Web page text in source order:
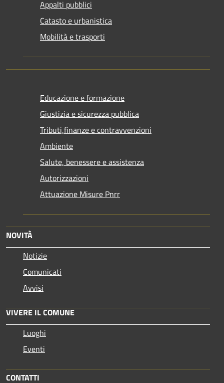
Appalti pubblici
Catasto e urbanistica
Mobilità e trasporti
Educazione e formazione
Giustizia e sicurezza pubblica
Tributi,finanze e contravvenzioni
Ambiente
Salute, benessere e assistenza
Autorizzazioni
Attuazione Misure Pnrr
NOVITÀ
Notizie
Comunicati
Avvisi
VIVERE IL COMUNE
Luoghi
Eventi
CONTATTI